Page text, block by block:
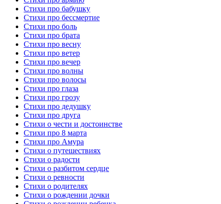
Стихи про бабушку
Стихи про бессмертие
Стихи про боль
Стихи про брата
Стихи про весну
Стихи про ветер
Стихи про вечер
Стихи про волны
Стихи про волосы
Стихи про глаза
Стихи про грозу
Стихи про дедушку
Стихи про друга
Стихи о чести и достоинстве
Стихи про 8 марта
Стихи про Амура
Стихи о путешествиях
Стихи о радости
Стихи о разбитом сердце
Стихи о ревности
Стихи о родителях
Стихи о рождении дочки